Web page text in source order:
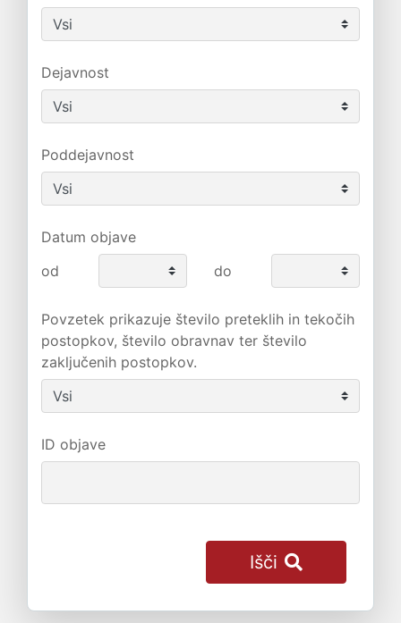
Dejavnost
Poddejavnost
Datum objave
od
do
Povzetek prikazuje število preteklih in tekočih
postopkov, število obravnav ter število
zaključenih postopkov.
ID objave
Išči